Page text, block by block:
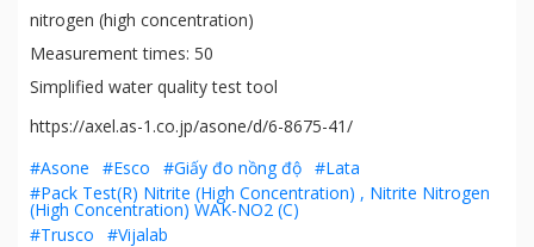
nitrogen (high concentration)
Measurement times: 50
Simplified water quality test tool
https://axel.as-1.co.jp/asone/d/6-8675-41/
#Asone
#Esco #Giấy đo nồng độ #Lata
#Pack Test(R) Nitrite (High Concentration) , Nitrite Nitrogen
(High Concentration) WAK-NO2 (C)
#Trusco
#Vijalab